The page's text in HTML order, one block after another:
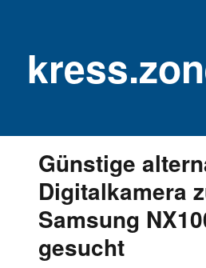
Günstige
Digitalkamera
Samsung
gesucht